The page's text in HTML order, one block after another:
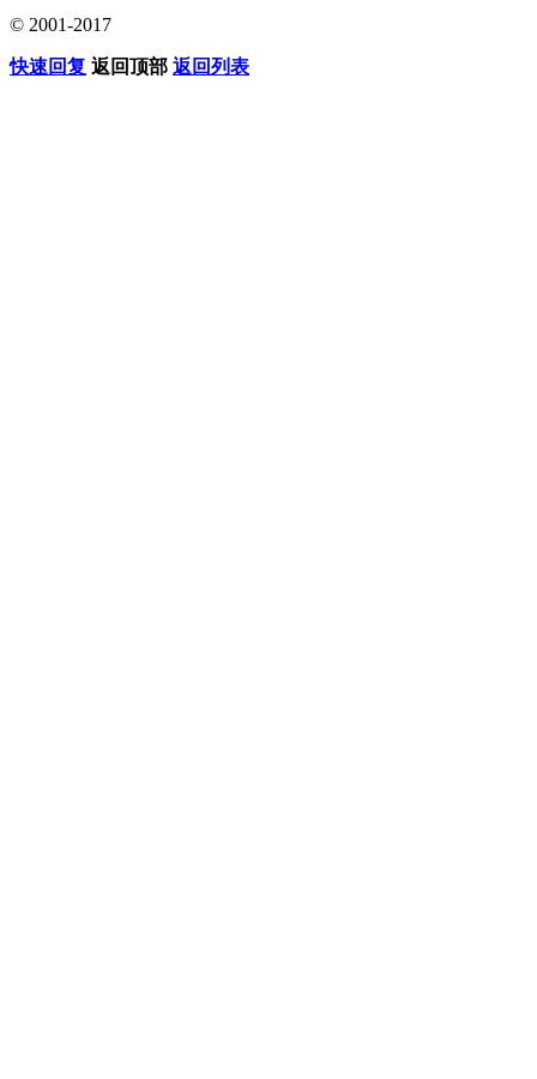
© 2001-2017
快速回复 返回顶部 返回列表